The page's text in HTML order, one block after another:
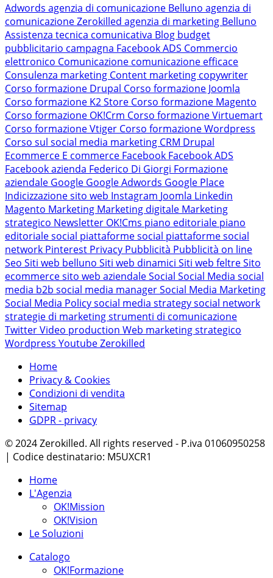
Adwords agenzia di comunicazione Belluno agenzia di
comunicazione Zerokilled agenzia di marketing Belluno
Assistenza tecnica comunicativa Blog budget
pubblicitario campagna Facebook ADS Commercio
elettronico Comunicazione comunicazione efficace
Consulenza marketing Content marketing copywriter
Corso formazione Drupal Corso formazione Joomla
Corso formazione K2 Store Corso formazione Magento
Corso formazione OK!Crm Corso formazione Virtuemart
Corso formazione Vtiger Corso formazione Wordpress
Corso sul social media marketing CRM Drupal
Ecommerce E commerce Facebook Facebook ADS
Facebook azienda Federico Di Giorgi Formazione
aziendale Google Google Adwords Google Place
Indicizzazione sito web Instagram Joomla Linkedin
Magento Marketing Marketing digitale Marketing
strategico Newsletter OK!Cms piano editoriale piano
editoriale social piattaforme social piattaforme social
network Pinterest Privacy Pubblicità Pubblicità on line
Seo Siti web belluno Siti web dinamici Siti web feltreSito
ecommercesito web aziendaleSocial Social Media social
media b2b social media managerSocial Media Marketing
Social Media Policysocial media strategysocial network
strategie di marketingstrumenti di comunicazione
TwitterVideo production Web marketing strategico
Wordpress YoutubeZerokilled
Home
Privacy & Cookies
Condizioni di vendita
Sitemap
GDPR - privacy
© 2024 Zerokilled. All rights reserved - P.iva 01060950258
| Codice destinatario: M5UXCR1
Home
L'Agenzia
OK!Mission
OK!Vision
Le Soluzioni
Catalogo
OK!Formazione